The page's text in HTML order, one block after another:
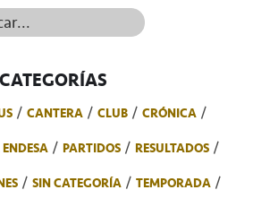
CATEGORÍAS
CANTERA CLUB
CRÓNICA
PARTIDOS
RESULTADOS
SIN CATEGORÍA
TEMPORADA